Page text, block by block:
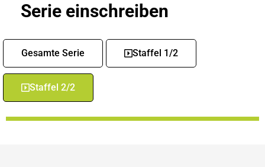
Serie einschreiben
Gesamte Serie Staffel 1/2
Staffel 2/2